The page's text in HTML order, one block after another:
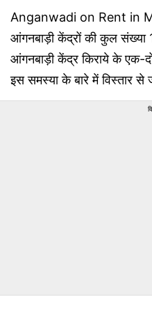
Anganwadi on Rent in
आंगनबाड़ी केंद्रों की कुल
आंगनबाड़ी केंद्र किराये के
इस समस्या के बारे में विस्तार से